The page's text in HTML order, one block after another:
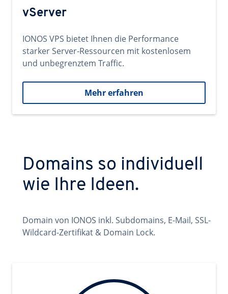
vServer
IONOS VPS bietet Ihnen die Performance
starker Server-Ressourcen mit kostenlosem
und unbegrenztem Traffic.
Mehr erfahren
Domains so individuell
wie Ihre Ideen.
Domain von IONOS inkl. Subdomains, E-Mail, SSL-
Wildcard-Zertifikat & Domain Lock.